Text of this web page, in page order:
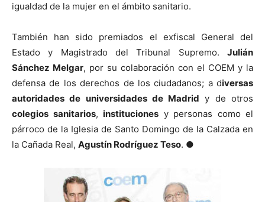
igualdad de la mujer en el ámbito sanitario.
También han sido premiados el exfiscal General del
Estado y Magistrado del Tribunal Supremo. Julián
Sánchez Melgar, por su colaboración con el COEM y la
defensa de los derechos de los ciudadanos; a diversas
autoridades de universidades de Madrid y de otros
colegios sanitarios, instituciones y personas como el
párroco de la Iglesia de Santo Domingo de la Calzada en
la Cañada Real, Agustín Rodríguez Teso. ●